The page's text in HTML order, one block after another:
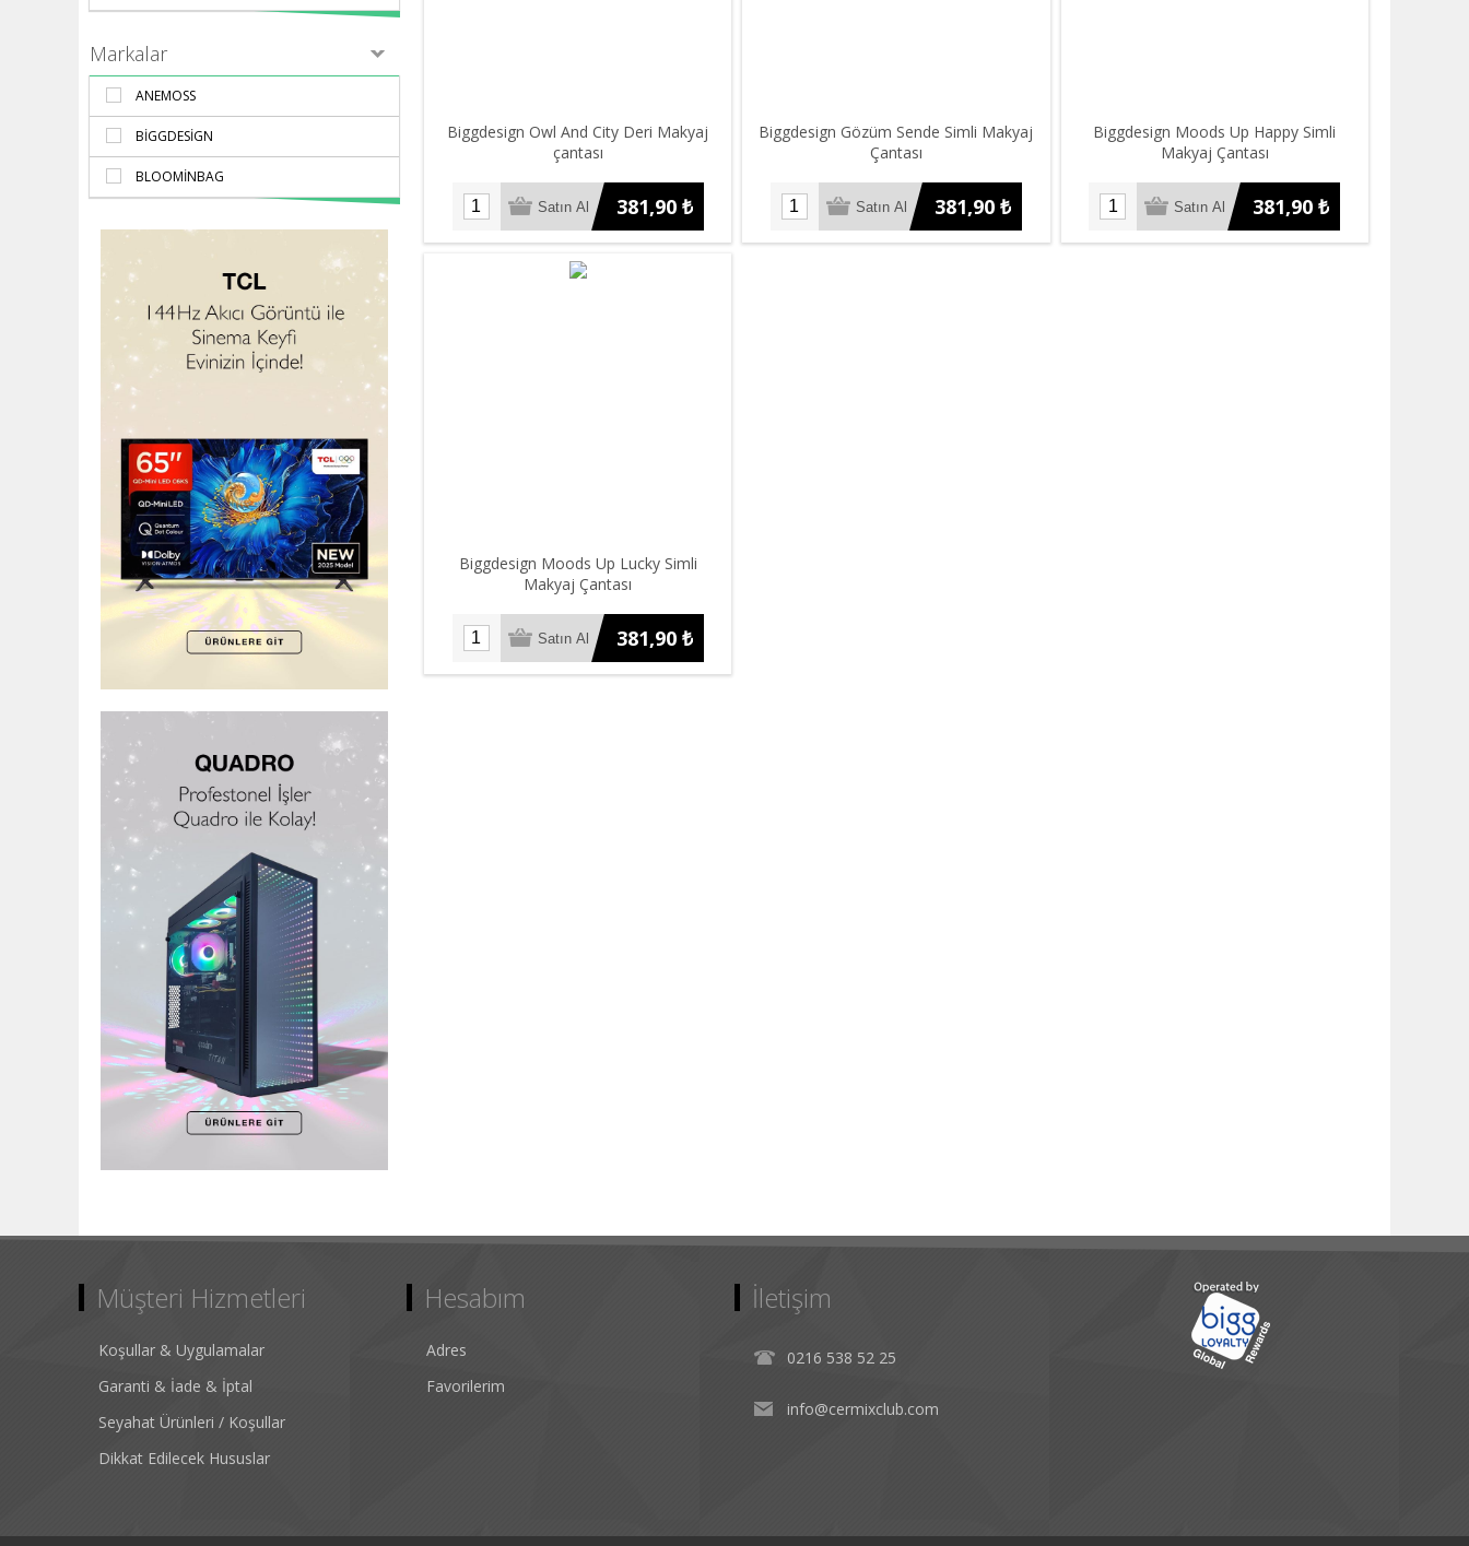
Markalar
ANEMOSS
BIGGDESIGN
BLOOMINBAG
Biggdesign Owl And City Deri Makyaj
çantası
381,90 ₺
Biggdesign Gözüm Sende Simli Makyaj
Çantası
381,90 ₺
Biggdesign Moods Up Happy Simli
Makyaj Çantası
381,90 ₺
Biggdesign Moods Up Lucky Simli
Makyaj Çantası
381,90 ₺
Müşteri Hizmetleri
Koşullar & Uygulamalar
Garanti & İade & İptal
Seyahat Ürünleri / Koşullar
Dikkat Edilecek Hususlar
Hesabım
Adres
Favorilerim
İletişim
0216 538 52 25
info@cermixclub.com